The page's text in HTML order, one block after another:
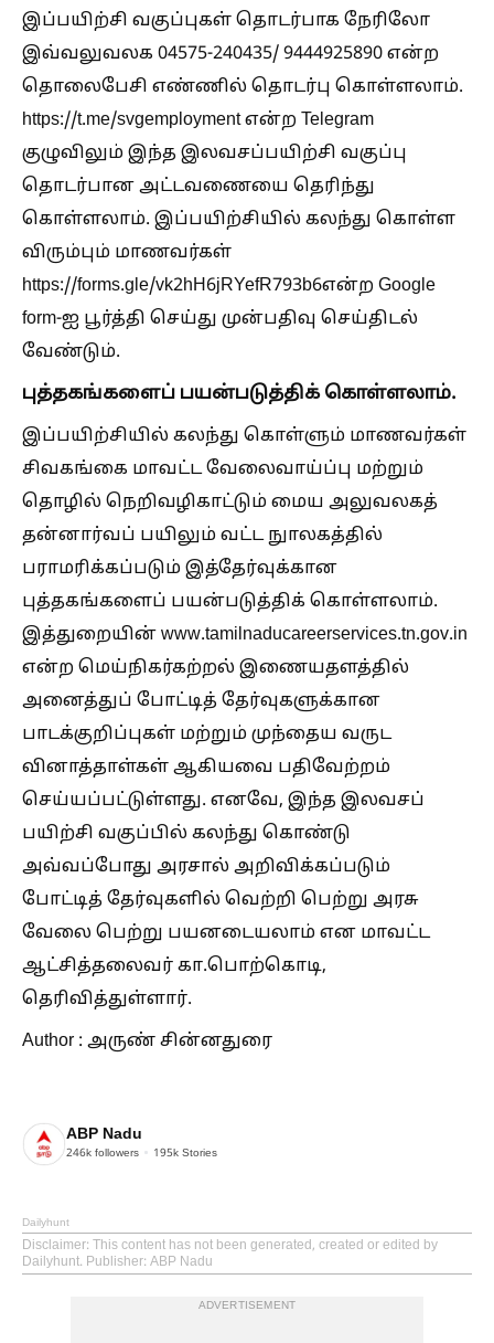
இப்பயிற்சி வகுப்புகள் தொடர்பாக நேரிலோ
இவ்வலுவலக 04575-240435/ 9444925890 என்ற
தொலைபேசி எண்ணில் தொடர்பு கொள்ளலாம்.
https://t.me/svgemployment என்ற Telegram
குழுவிலும் இந்த இலவசப்பயிற்சி வகுப்பு
தொடர்பான அட்டவணையை தெரிந்து
கொள்ளலாம். இப்பயிற்சியில் கலந்து கொள்ள
விரும்பும் மாணவர்கள்
https://forms.gle/vk2hH6jRYefR793b6என்ற Google
form-ஐ பூர்த்தி செய்து முன்பதிவு செய்திடல்
வேண்டும்.
புத்தகங்களைப் பயன்படுத்திக் கொள்ளலாம்.
இப்பயிற்சியில் கலந்து கொள்ளும் மாணவர்கள்
சிவகங்கை மாவட்ட வேலைவாய்ப்பு மற்றும்
தொழில் நெறிவழிகாட்டும் மைய அலுவலகத்
தன்னார்வப் பயிலும் வட்ட நுாலகத்தில்
பராமரிக்கப்படும் இத்தேர்வுக்கான
புத்தகங்களைப் பயன்படுத்திக் கொள்ளலாம்.
இத்துறையின் www.tamilnaducareerservices.tn.gov.in
என்ற மெய்நிகர்கற்றல் இணையதளத்தில்
அனைத்துப் போட்டித் தேர்வுகளுக்கான
பாடக்குறிப்புகள் மற்றும் முந்தைய வருட
வினாத்தாள்கள் ஆகியவை பதிவேற்றம்
செய்யப்பட்டுள்ளது. எனவே, இந்த இலவசப்
பயிற்சி வகுப்பில் கலந்து கொண்டு
அவ்வப்போது அரசால் அறிவிக்கப்படும்
போட்டித் தேர்வுகளில் வெற்றி பெற்று அரசு
வேலை பெற்று பயனடையலாம் என மாவட்ட
ஆட்சித்தலைவர் கா.பொற்கொடி,
தெரிவித்துள்ளார்.
Author : அருண் சின்னதுரை
ABP Nadu
246k followers 195k Stories
Dailyhunt
Disclaimer: This content has not been generated, created or edited by
Dailyhunt. Publisher: ABP Nadu
ADVERTISEMENT